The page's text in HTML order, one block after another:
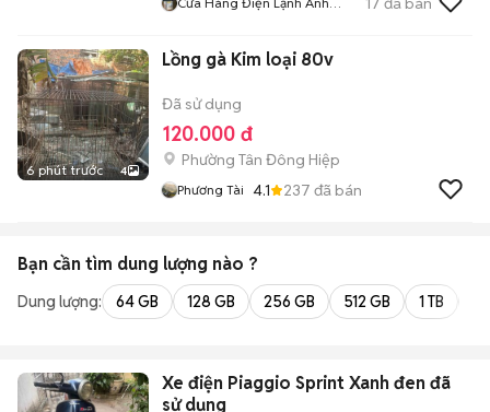
6 phút trước 4
Lồng gà Kim loại 80v
Đã sử dụng
120.000 đ
Phường Tân Đông Hiệp
Phương Tài 4.1 237 đã bán
Bạn cần tìm dung lượng nào ?
Dung lượng: 64 GB 128 GB 256 GB 512 GB 1 TB
Xe điện Piaggio Sprint Xanh đen đã
sử dụng